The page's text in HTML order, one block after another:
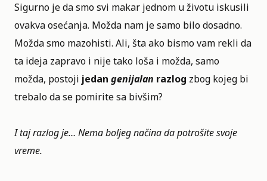
Sigurno je da smo svi makar jednom u životu iskusili
ovakva osećanja. Možda nam je samo bilo dosadno.
Možda smo mazohisti. Ali, šta ako bismo vam rekli da
ta ideja zapravo i nije tako loša i možda, samo
možda, postoji jedan genijalan razlog zbog kojeg bi
trebalo da se pomirite sa bivšim?
I taj razlog je… Nema boljeg načina da potrošite svoje
vreme.